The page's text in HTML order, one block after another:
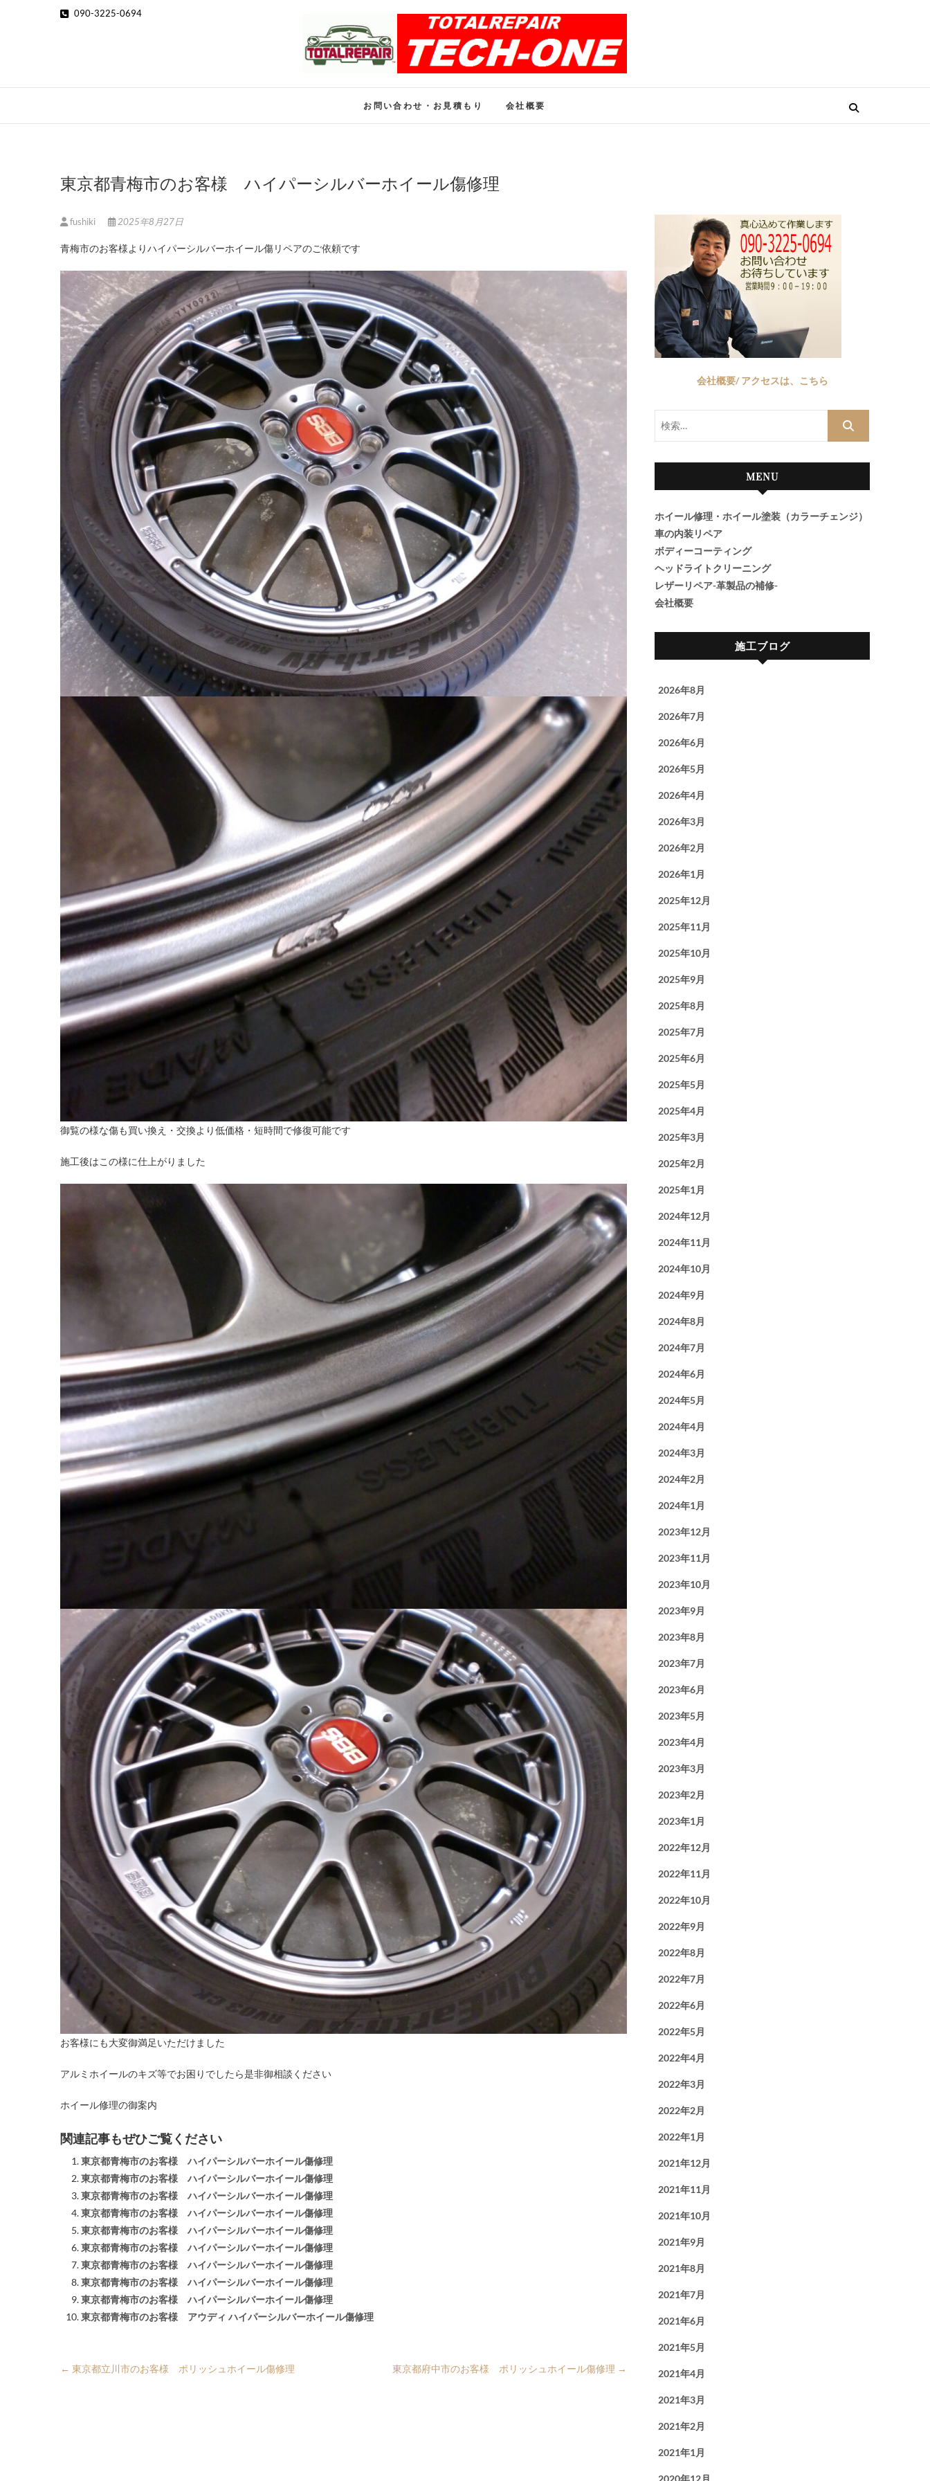
090-3225-0694
ホイール修理のトータルリペアテックワン
お問い合わせ・お見積もり 会社概要
東京都青梅市のお客様 ハイパーシルバーホイール傷修理
fushiki 2025年8月27日
青梅市のお客様よりハイパーシルバーホイール傷リペアのご依頼です
御覧の様な傷も買い換え・交換より低価格・短時間で修復可能です
施工後はこの様に仕上がりました
お客様にも大変御満足いただけました
アルミホイールのキズ等でお困りでしたら是非御相談ください
ホイール修理の御案内
関連記事もぜひご覧ください
東京都青梅市のお客様 ハイパーシルバーホイール傷修理
東京都青梅市のお客様 ハイパーシルバーホイール傷修理
東京都青梅市のお客様 ハイパーシルバーホイール傷修理
東京都青梅市のお客様 ハイパーシルバーホイール傷修理
東京都青梅市のお客様 ハイパーシルバーホイール傷修理
東京都青梅市のお客様 ハイパーシルバーホイール傷修理
東京都青梅市のお客様 ハイパーシルバーホイール傷修理
東京都青梅市のお客様 ハイパーシルバーホイール傷修理
東京都青梅市のお客様 ハイパーシルバーホイール傷修理
東京都青梅市のお客様 アウディ ハイパーシルバーホイール傷修理
← 東京都立川市のお客様 ポリッシュホイール傷修理 東京都府中市のお客様 ポリッシュホイール傷修理 →
会社概要/ アクセスは、こちら
MENU
ホイール修理・ホイール塗装（カラーチェンジ）
車の内装リペア
ボディーコーティング
ヘッドライトクリーニング
レザーリペア-革製品の補修-
会社概要
施工ブログ
2026年8月
2026年7月
2026年6月
2026年5月
2026年4月
2026年3月
2026年2月
2026年1月
2025年12月
2025年11月
2025年10月
2025年9月
2025年8月
2025年7月
2025年6月
2025年5月
2025年4月
2025年3月
2025年2月
2025年1月
2024年12月
2024年11月
2024年10月
2024年9月
2024年8月
2024年7月
2024年6月
2024年5月
2024年4月
2024年3月
2024年2月
2024年1月
2023年12月
2023年11月
2023年10月
2023年9月
2023年8月
2023年7月
2023年6月
2023年5月
2023年4月
2023年3月
2023年2月
2023年1月
2022年12月
2022年11月
2022年10月
2022年9月
2022年8月
2022年7月
2022年6月
2022年5月
2022年4月
2022年3月
2022年2月
2022年1月
2021年12月
2021年11月
2021年10月
2021年9月
2021年8月
2021年7月
2021年6月
2021年5月
2021年4月
2021年3月
2021年2月
2021年1月
2020年12月